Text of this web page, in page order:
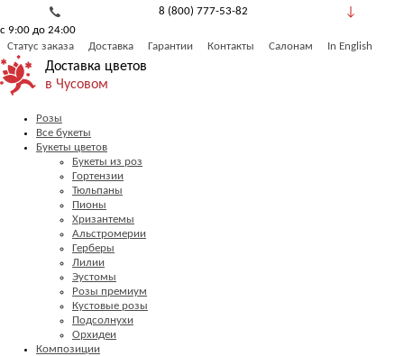
8 (800) 777-53-82
с 9:00 до 24:00
Статус заказа
Доставка Гарантии Контакты Салонам In English
Доставка цветов
в Чусовом
Розы
Все букеты
Букеты цветов
Букеты из роз
Гортензии
Тюльпаны
Пионы
Хризантемы
Альстромерии
Герберы
Лилии
Эустомы
Розы премиум
Кустовые розы
Подсолнухи
Орхидеи
Композиции